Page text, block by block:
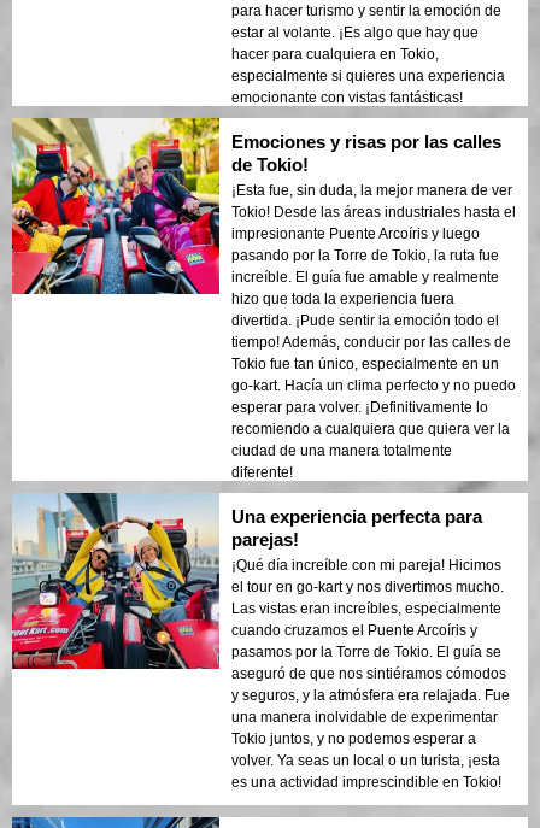
para hacer turismo y sentir la emoción de
estar al volante. ¡Es algo que hay que
hacer para cualquiera en Tokio,
especialmente si quieres una experiencia
emocionante con vistas fantásticas!
Emociones y risas por las calles
de Tokio!
¡Esta fue, sin duda, la mejor manera de ver
Tokio! Desde las áreas industriales hasta el
impresionante Puente Arcoíris y luego
pasando por la Torre de Tokio, la ruta fue
increíble. El guía fue amable y realmente
hizo que toda la experiencia fuera
divertida. ¡Pude sentir la emoción todo el
tiempo! Además, conducir por las calles de
Tokio fue tan único, especialmente en un
go-kart. Hacía un clima perfecto y no puedo
esperar para volver. ¡Definitivamente lo
recomiendo a cualquiera que quiera ver la
ciudad de una manera totalmente
diferente!
Una experiencia perfecta para
parejas!
¡Qué día increíble con mi pareja! Hicimos
el tour en go-kart y nos divertimos mucho.
Las vistas eran increíbles, especialmente
cuando cruzamos el Puente Arcoíris y
pasamos por la Torre de Tokio. El guía se
aseguró de que nos sintiéramos cómodos
y seguros, y la atmósfera era relajada. Fue
una manera inolvidable de experimentar
Tokio juntos, y no podemos esperar a
volver. Ya seas un local o un turista, ¡esta
es una actividad imprescindible en Tokio!